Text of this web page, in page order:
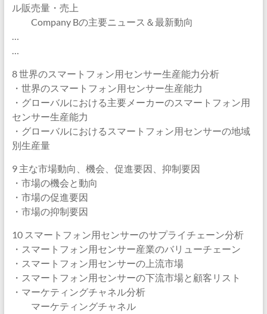
ル販売量・売上
Company Bの主要ニュース＆最新動向
…
…
8 世界のスマートフォン用センサー生産能力分析
・世界のスマートフォン用センサー生産能力
・グローバルにおける主要メーカーのスマートフォン用
センサー生産能力
・グローバルにおけるスマートフォン用センサーの地域
別生産量
9 主な市場動向、機会、促進要因、抑制要因
・市場の機会と動向
・市場の促進要因
・市場の抑制要因
10 スマートフォン用センサーのサプライチェーン分析
・スマートフォン用センサー産業のバリューチェーン
・スマートフォン用センサーの上流市場
・スマートフォン用センサーの下流市場と顧客リスト
・マーケティングチャネル分析
マーケティングチャネル